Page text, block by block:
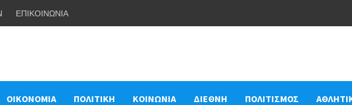
ΕΠΙΚΟΙΝΩΝΙΑ
ΟΙΚΟΝΟΜΙΑ ΠΟΛΙΤΙΚΗ ΚΟΙΝΩΝΙΑ ΔΙΕΘΝΗ ΠΟΛΙΤΙΣΜΟΣ